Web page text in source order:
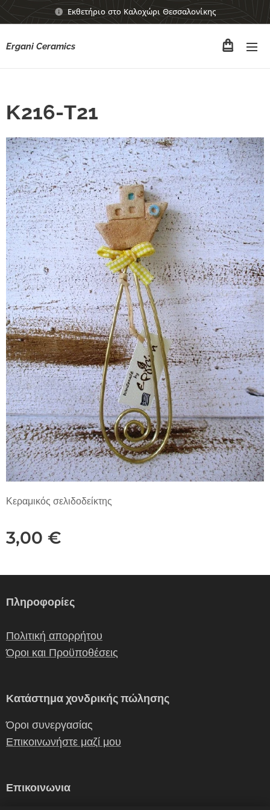
Εκθετήριο στο Καλοχώρι Θεσσαλονίκης
Ergani Ceramics
Κ216-Τ21
Κεραμικός σελιδοδείκτης
3,00 €
Πληροφορίες
Πολιτική απορρήτου
Όροι και Προϋποθέσεις
Κατάστημα χονδρικής πώλησης
Όροι συνεργασίας
Επικοινωνήστε μαζί μου
Επικοινωνια